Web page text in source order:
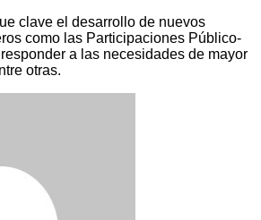
clave el desarrollo de nuevos
como las Participaciones Público-
a las necesidades de mayor
otras.